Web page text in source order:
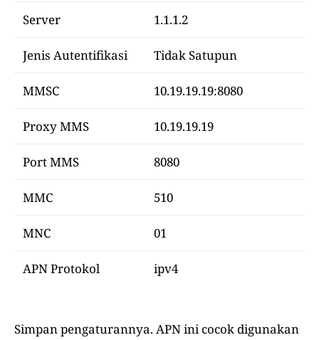
Server 1.1.1.2
Jenis Autentifikasi Tidak Satupun
MMSC 10.19.19.19:8080
Proxy MMS 10.19.19.19
Port MMS 8080
MMC 510
MNC 01
APN Protokol ipv4
Simpan pengaturannya. APN ini cocok digunakan